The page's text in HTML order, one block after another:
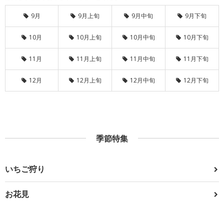
9月 9月上旬 9月中旬 9月下旬
10月 10月上旬 10月中旬 10月下旬
11月 11月上旬 11月中旬 11月下旬
12月 12月上旬 12月中旬 12月下旬
季節特集
いちご狩り
お花見